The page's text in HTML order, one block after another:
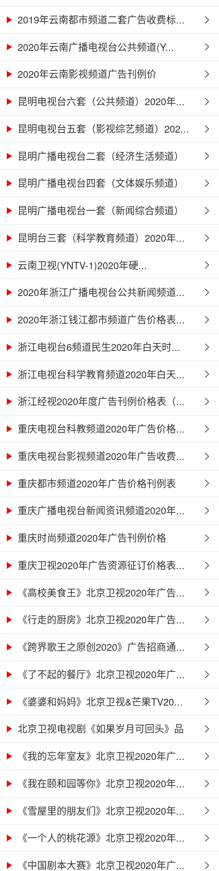
2019年云南都市频道二套广告收费标...
2020年云南广播电视台公共频道(Y...
2020年云南影视频道广告刊例价
昆明电视台六套（公共频道）2020年...
昆明电视台五套（影视综艺频道）202...
昆明广播电视台二套（经济生活频道）
2... 昆明广播电视台四套（文体娱乐频道）
2... 昆明广播电视台一套（新闻综合频道）
2... 昆明台三套（科学教育频道）2020年...
云南卫视(YNTV-1)2020年硬...
2020年浙江广播电视台公共新闻频道...
2020年浙江钱江都市频道广告价格表...
浙江电视台6频道民生2020年白天时...
浙江电视台科学教育频道2020年白天...
浙江经视2020年度广告刊例价格表（...
重庆电视台科教频道2020年广告价格...
重庆电视台影视频道2020年广告收费...
重庆都市频道2020年广告价格刊例表
重庆广播电视台新闻资讯频道2020年...
重庆时尚频道2020年广告刊例价格
重庆卫视2020年广告资源征订价格表...
《高校美食王》北京卫视2020年广告...
《行走的厨房》北京卫视2020年广告...
《跨界歌王之原创2020》广告招商通...
《了不起的餐厅》北京卫视2020年广...
《婆婆和妈妈》北京卫视&芒果TV20...
北京卫视电视剧《如果岁月可回头》品
牌...《我的忘年室友》北京卫视2020年广...
《我在颐和园等你》北京卫视2020年...
《雪屋里的朋友们》北京卫视2020年...
《一个人的桃花源》北京卫视2020年...
《中国剧本大赛》北京卫视2020年广...